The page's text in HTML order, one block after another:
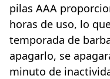
pilas AAA
horas de uso, lo
temporada de
apagarlo, se
minuto de